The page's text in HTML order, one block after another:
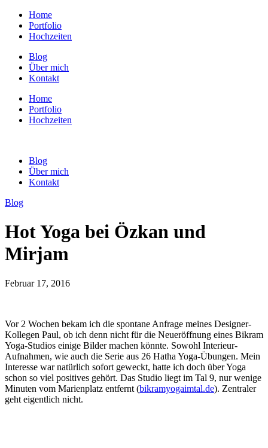
Home
Portfolio
Hochzeiten
Blog
Über mich
Kontakt
Home
Portfolio
Hochzeiten
Blog
Über mich
Kontakt
Blog
Hot Yoga bei Özkan und
Mirjam
Februar 17, 2016
Vor 2 Wochen bekam ich die spontane Anfrage meines Designer-
Kollegen Paul, ob ich denn nicht für die Neueröffnung eines Bikram
Yoga-Studios einige Bilder machen könnte. Sowohl Interieur-
Aufnahmen, wie auch die Serie aus 26 Hatha Yoga-Übungen. Mein
Interesse war natürlich sofort geweckt, hatte ich doch über Yoga
schon so viel positives gehört. Das Studio liegt im Tal 9, nur wenige
Minuten vom Marienplatz entfernt (bikramyogaimtal.de). Zentraler
geht eigentlich nicht.